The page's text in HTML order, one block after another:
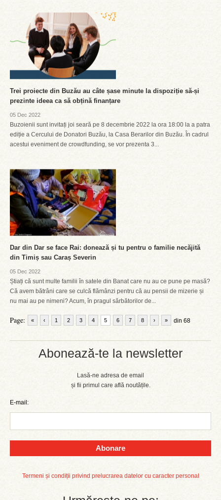
Abonează-te la newsletter
Lasă-ne adresa de email
și fii primul care află noutățile.
E-mail:
Abonare
Termeni și condiții privind prelucrarea datelor cu caracter personal
Trei proiecte din Buzău au câte șase minute la dispoziție să-și
prezinte ideea ca să obțină finanțare
05 Dec 2022
Buzoienii sunt invitați joi seară pe 8 decembrie 2022 la ora 18:00 la a patra
ediție a Cercului de Donatori Buzău, la Casa Berarilor din Buzău. În cadrul
acestui eveniment de crowdfunding, se vor prezenta 3...
Dar din Dar se face Rai: donează și tu pentru o familie necăjită
din Timiș sau Caraș Severin
05 Dec 2022
Știați că sunt multe familii în satele din Banat care nu au ce pune pe masă?
Că avem bătrâni care se culcă flămânzi pentru că au pensii de mizerie și
nu mai au pe nimeni? Acum, în pragul sărbătorilor de...
Page: « ‹ 1 2 3 4 5 6 7 8 din 68
› »